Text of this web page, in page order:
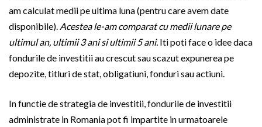
am calculat medii pe ultima luna (pentru care avem date
disponibile). Acestea le-am comparat cu medii lunare pe
ultimul an, ultimii 3 ani si ultimii 5 ani. Iti poti face o idee daca
fondurile de investitii au crescut sau scazut expunerea pe
depozite, titluri de stat, obligatiuni, fonduri sau actiuni.
In functie de strategia de investitii, fondurile de investitii
administrate in Romania pot fi impartite in urmatoarele